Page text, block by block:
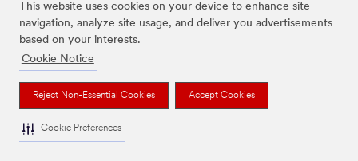
This website uses cookies on your device to enhance site
navigation, analyze site usage, and deliver you advertisements
based on your interests.
Cookie Notice
Reject Non-Essential Cookies Accept Cookies
Cookie Preferences